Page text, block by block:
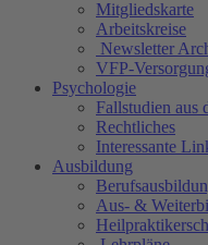
Mitgliedskarte
Arbeitskreise
Newsletter
VFP-
Psychologie
Fallstudien aus
Rechtliches
Interessante
Ausbildung
Aus- &